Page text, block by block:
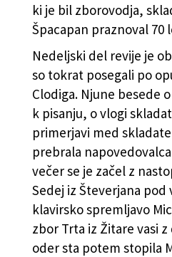
ki je bil zborovodja,
Špacapan praznoval 70
Nedeljski del revije je
so tokrat posegali po
Clodiga. Njune besede
k pisanju, o vlogi
primerjavi med
prebrala
večer se je začel z
Sedej iz Števerjana
klavirsko spremljavo
zbor Trta iz Žitare vasi
oder sta potem stopila